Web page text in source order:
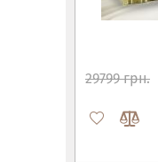
29799 грн.